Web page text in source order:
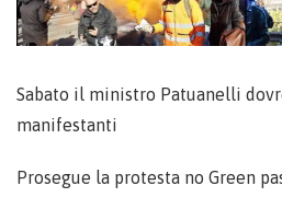
Sabato il ministro Patuanelli
manifestanti
Prosegue la protesta no Green